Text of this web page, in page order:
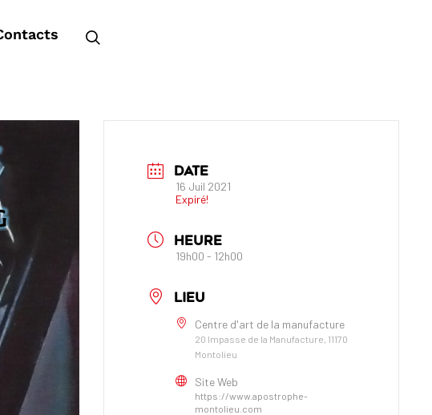
DATE
16 Juil 2021
Expiré!
HEURE
19h00 - 12h00
LIEU
Centre d'art de la manufacture
20 Impasse de la Manufacture, 11170
Montolieu
Site Web
https://www.apostrophe-
montolieu.com